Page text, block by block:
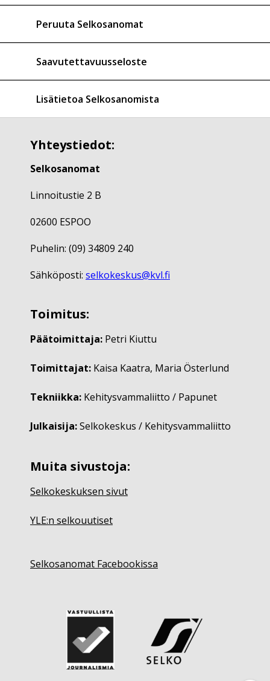
Peruuta Selkosanomat
Saavutettavuusseloste
Lisätietoa Selkosanomista
Yhteystiedot:
Selkosanomat
Linnoitustie 2 B
02600 ESPOO
Puhelin: (09) 34809 240
Sähköposti: selkokeskus@kvl.fi
Toimitus:
Päätoimittaja: Petri Kiuttu
Toimittajat: Kaisa Kaatra, Maria Österlund
Tekniikka: Kehitysvammaliitto / Papunet
Julkaisija:Selkokeskus / Kehitysvammaliitto
Muita sivustoja:
Selkokeskuksen sivut
YLE:n selkouutiset
Selkosanomat Facebookissa